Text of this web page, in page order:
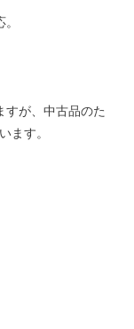
すが、中古品のた
ます。